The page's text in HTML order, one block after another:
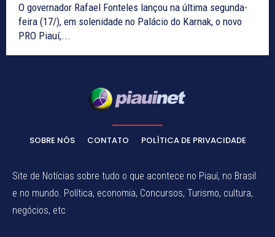
O governador Rafael Fonteles lançou na última segunda-
feira (17/), em solenidade no Palácio do Karnak, o novo
PRO Piauí,...
SOBRE NÓS CONTATO POLÍTICA DE PRIVACIDADE
Site de Notícias sobre tudo o que acontece no Piauí, no Brasil
e no mundo. Política, economia, Concursos, Turismo, cultura,
negócios, etc